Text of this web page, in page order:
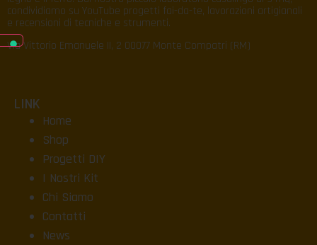
condividiamo su YouTube progetti fai-da-te, lavorazioni artigianali
e recensioni di tecniche e strumenti.
Via Vittorio Emanuele II, 2 00077 Monte Compatri (RM)
LINK
Home
Shop
Progetti DIY
I Nostri Kit
Chi Siamo
Contatti
News